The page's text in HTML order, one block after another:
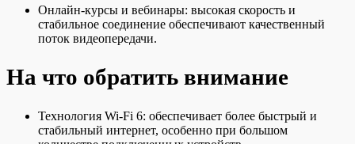
Онлайн-курсы и вебинары: высокая скорость и
стабильное соединение обеспечивают качественный
поток видеопередачи.
На что обратить внимание
Технология Wi-Fi 6: обеспечивает более быстрый и
стабильный интернет, особенно при большом